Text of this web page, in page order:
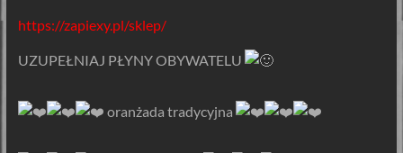
i
Zapiexy.
https://zapiexy.pl/sklep/
UZUPEŁNIAJ PŁYNY OBYWATELU
️ oranżada tradycyjna